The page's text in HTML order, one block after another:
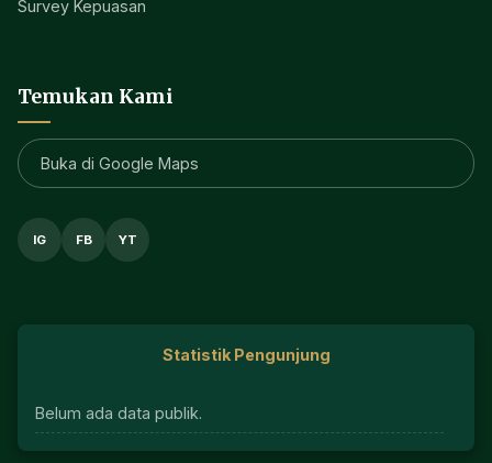
Survey Kepuasan
Temukan Kami
Buka di Google Maps
IG FB YT
Statistik Pengunjung
Belum ada data publik.